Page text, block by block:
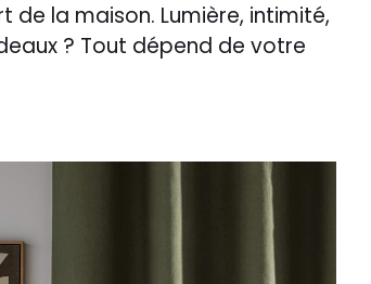
de la maison. Lumière, intimité,
? Tout dépend de votre